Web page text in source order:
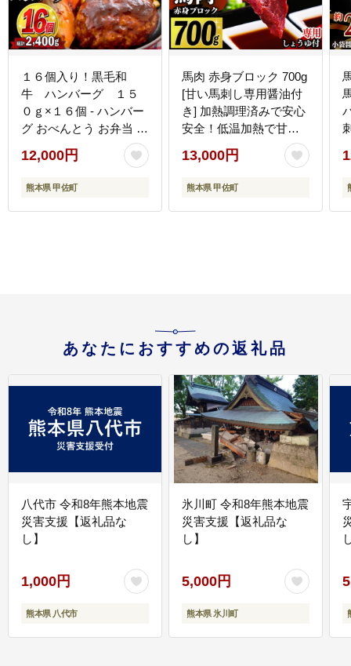
１６個入り！黒毛和
牛 ハンバーグ １５
０ｇ×１６個 - ハンバー
グ おべんとう お弁当 お
かず 個包装 小分け 人気
牛肉100％ 黒毛和牛 冷
凍 国産 おすすめ ランキ
くだけ 熊本県産 熊本産
12,000円
熊本県 甲佐町
馬肉 赤身ブロック 700g
[甘い馬刺し専用醤油付
き] 加熱調理済みで安心
安全！低温加熱で甘み
と旨味がUP！- 肉 馬肉
ブロック 赤身 加熱加工
おかず おつまみ 低カロ
き 小分け 冷凍 熊本県
13,000円
熊本県 甲佐町
あなたにおすすめの返礼品
八代市 令和8年熊本地震
災害支援【返礼品な
し】
1,000円
熊本県 八代市
氷川町 令和8年熊本地震
災害支援【返礼品な
し】
5,000円
熊本県 氷川町